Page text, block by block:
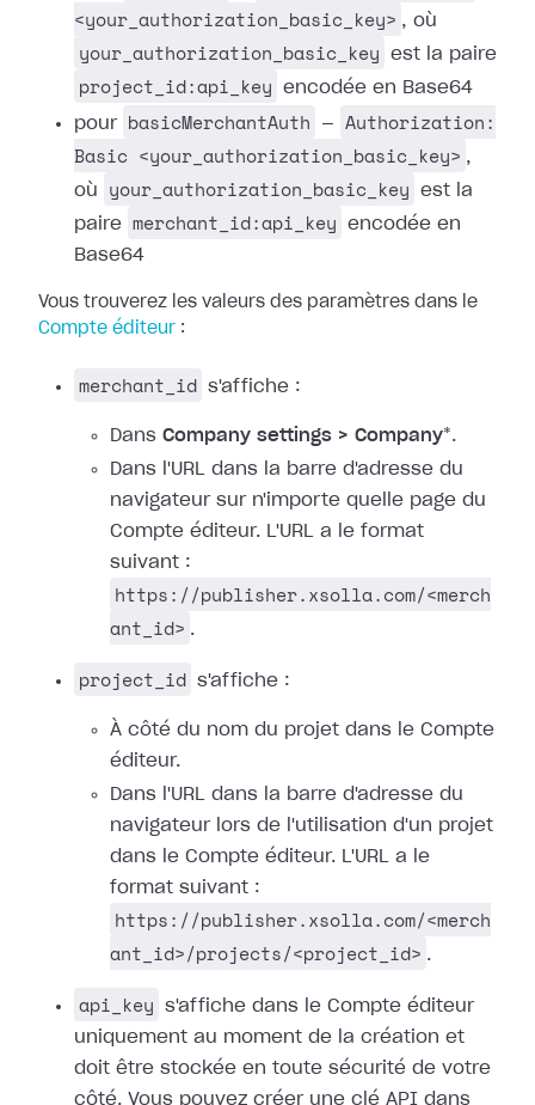
<your_authorization_basic_key> , où
your_authorization_basic_key est la paire
project_id:api_key
encodée en Base64
pour basicMerchantAuth —
Authorization:
Basic <your_authorization_basic_key> ,
où
your_authorization_basic_key
est la
paire merchant_id:api_key
encodée en
Base64
Vous trouverez les valeurs des paramètres dans le
Compte éditeur :
merchant_id s'affiche :
Dans Company settings > Company*.
Dans l'URL dans la barre d'adresse du
navigateur sur n'importe quelle page du
Compte éditeur. L'URL a le format
suivant :
https://publisher.xsolla.com/<merch
ant_id> .
project_id s'affiche :
À côté du nom du projet dans le Compte
éditeur.
Dans l'URL dans la barre d'adresse du
navigateur lors de l'utilisation d'un projet
dans le Compte éditeur. L'URL a le
format suivant :
https://publisher.xsolla.com/<merch
ant_id>/projects/<project_id> .
api_key
s'affiche dans le Compte éditeur
uniquement au moment de la création et
doit être stockée en toute sécurité de votre
côté. Vous pouvez créer une clé API dans